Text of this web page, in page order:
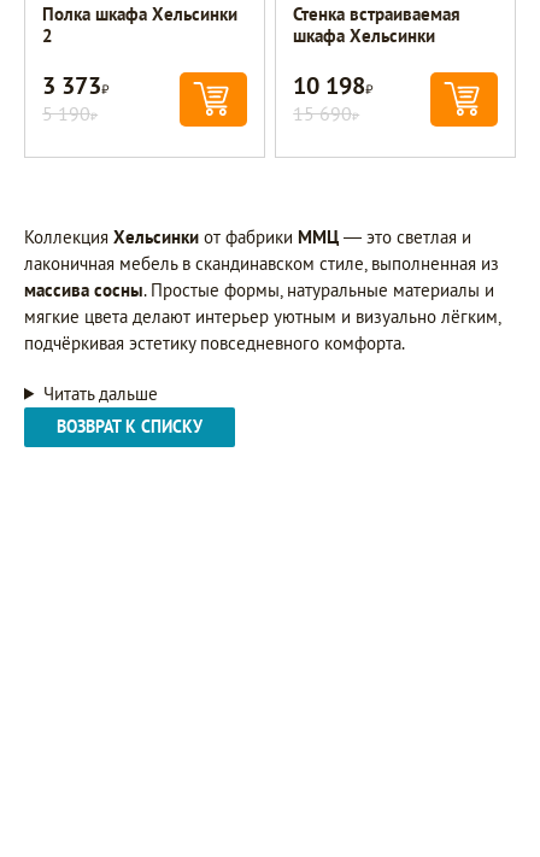
Полка шкафа Хельсинки
2
3 373Р
5 190Р
Стенка встраиваемая
шкафа Хельсинки
10 198Р
15 690Р
Коллекция Хельсинки от фабрики ММЦ — это светлая и
лаконичная мебель в скандинавском стиле, выполненная из
массива сосны. Простые формы, натуральные материалы и
мягкие цвета делают интерьер уютным и визуально лёгким,
подчёркивая эстетику повседневного комфорта.
Читать дальше
ВОЗВРАТ К СПИСКУ